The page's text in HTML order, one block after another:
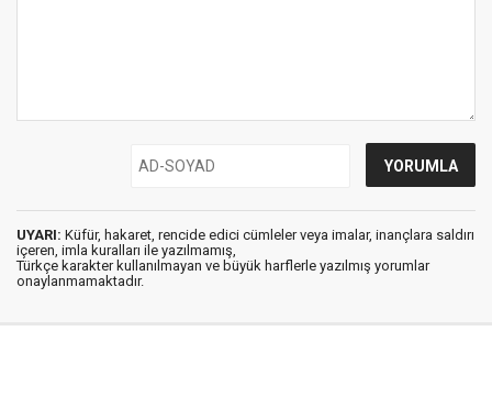
UYARI: Küfür, hakaret, rencide edici cümleler veya imalar, inançlara saldırı
içeren, imla kuralları ile yazılmamış,
Türkçe karakter kullanılmayan ve büyük harflerle yazılmış yorumlar
onaylanmamaktadır.